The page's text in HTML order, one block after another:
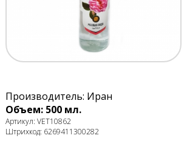
Производитель: Иран
Объем: 500 мл.
Артикул: VET10862
Штрихкод: 6269411300282